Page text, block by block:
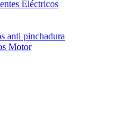
Eléctricos
anti pinchadura
Motor